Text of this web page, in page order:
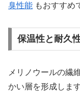
臭性能 もおすすめ
保温性と耐久
メリノウールの繊
かい層を形成します